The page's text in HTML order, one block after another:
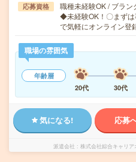
応募資格
職種未経験OK / ブラン
◆未経験OK！〇まず
で気軽にオンライン
職場の雰囲気
年齢層
20代
30代
気になる! 応募
派遣会社 株式会社綜合キャリ